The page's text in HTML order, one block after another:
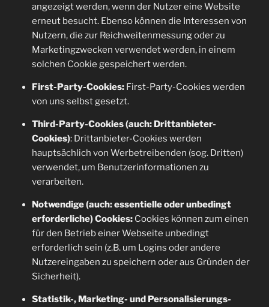
angezeigt werden, wenn der Nutzer eine Website
erneut besucht. Ebenso können die Interessen von
Nutzern, die zur Reichweitenmessung oder zu
Marketingzwecken verwendet werden, in einem
solchen Cookie gespeichert werden.
First-Party-Cookies:First-Party-Cookies werden
von uns selbst gesetzt.
Third-Party-Cookies (auch: Drittanbieter-
Cookies): Drittanbieter-Cookies werden
hauptsächlich von Werbetreibenden (sog. Dritten)
verwendet, um Benutzerinformationen zu
verarbeiten.
Notwendige (auch: essentielle oder unbedingt
erforderliche) Cookies:Cookies können zum einen
für den Betrieb einer Webseite unbedingt
erforderlich sein (z.B. um Logins oder andere
Nutzereingaben zu speichern oder aus Gründen der
Sicherheit).
Statistik-, Marketing- und Personalisierungs-